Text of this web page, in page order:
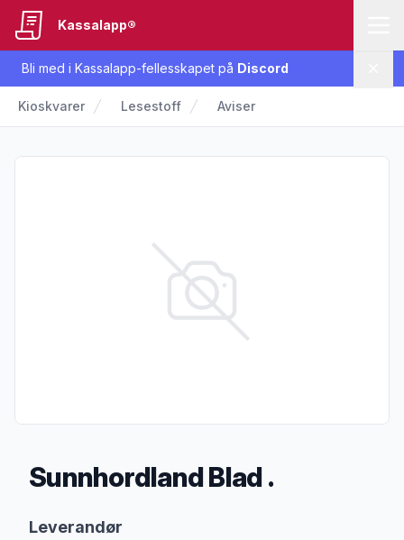
Bli med i Kassalapp-fellesskapet på Discord
Kassalapp®
Kioskvarer Lesestoff Aviser
Sunnhordland Blad .
Leverandør